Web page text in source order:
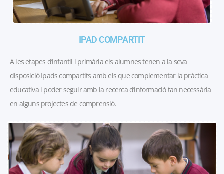
IPAD COMPARTIT
A les etapes d’infantil i primària els alumnes tenen a la seva
disposició Ipads compartits amb els que complementar la pràctica
educativa i poder seguir amb la recerca d’informació tan necessària
en alguns projectes de comprensió.